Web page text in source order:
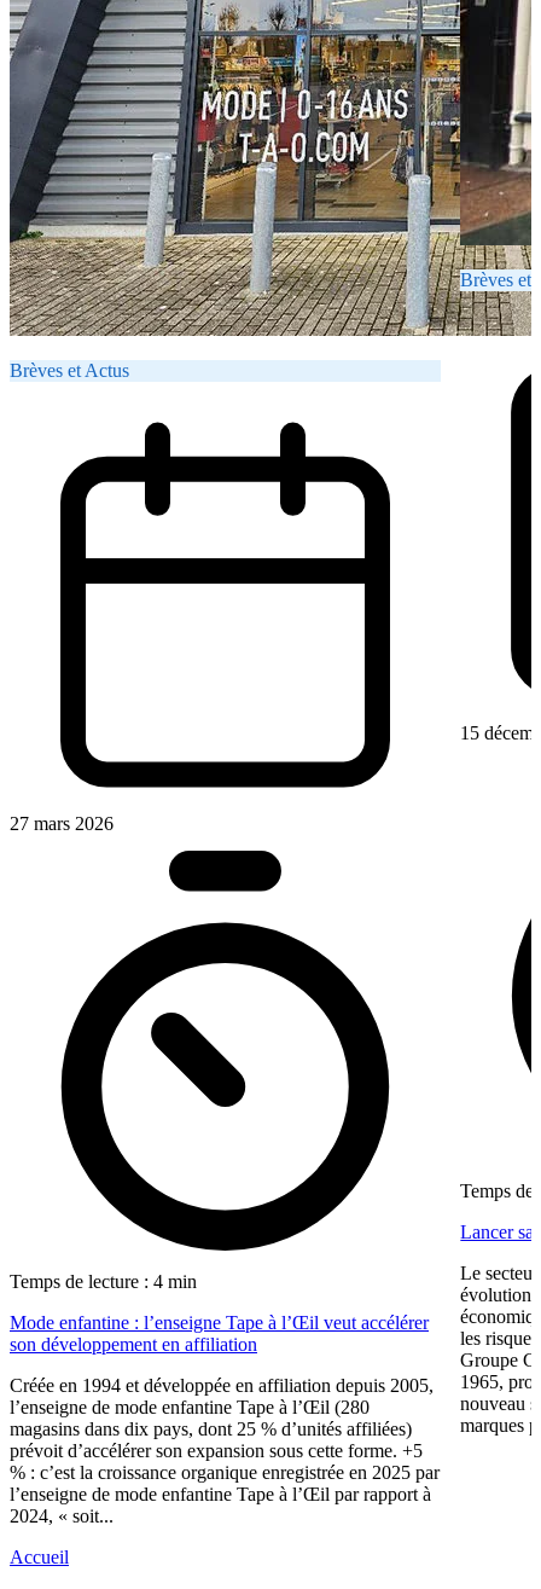
Brèves et Actus
27 mars 2026
Temps de lecture : 4 min
Mode enfantine : l’enseigne Tape à l’Œil veut accélérer
son développement en affiliation
Créée en 1994 et développée en affiliation depuis 2005,
l’enseigne de mode enfantine Tape à l’Œil (280
magasins dans dix pays, dont 25 % d’unités affiliées)
prévoit d’accélérer son expansion sous cette forme. +5
% : c’est la croissance organique enregistrée en 2025 par
l’enseigne de mode enfantine Tape à l’Œil par rapport à
2024, « soit...
Brèves et
15
Temps de
Lancer sa
Le
évolution
les
Groupe
1965,
nouveau
marques
Accueil